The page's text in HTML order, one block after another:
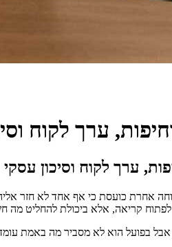
ערך לקוח
ערך לקוח וסיכון עסקי
אחרת כועסת כי אף אחד לא חזר
קריאה, אלא ביכולת להחליט מה
אבל בפועל הוא לא מסביר מה